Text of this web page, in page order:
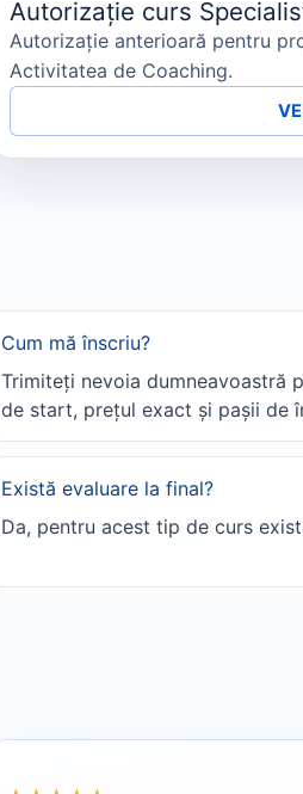
Autorizație curs
Autorizație anterioară pentru
Activitatea de Coaching.
Cum mă înscriu?
Trimiteți nevoia dumneavoastră
de start, prețul exact și pașii de
Există evaluare la final?
Da, pentru acest tip de curs